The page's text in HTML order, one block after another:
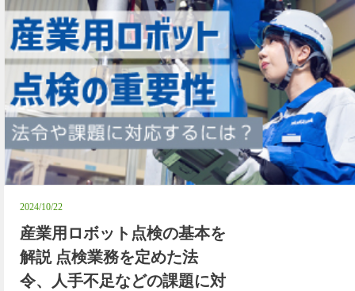
2024/10/22
産業用ロボット点検の基本を
解説 点検業務を定めた法
令、人手不足などの課題に対